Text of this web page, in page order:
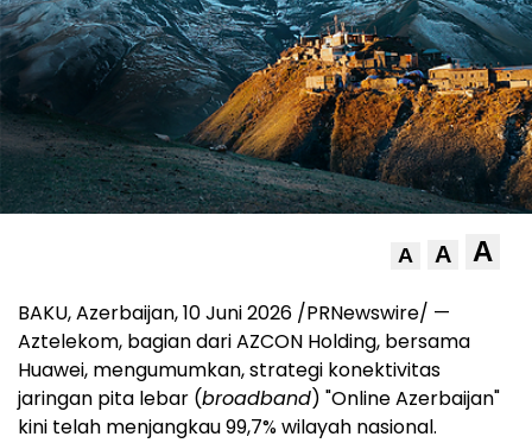
A A A
BAKU, Azerbaijan,10 Juni 2026 /PRNewswire/ —
Aztelekom, bagian dari AZCON Holding, bersama
Huawei, mengumumkan, strategi konektivitas
jaringan pita lebar (broadband) "Online Azerbaijan"
kini telah menjangkau 99,7% wilayah nasional.